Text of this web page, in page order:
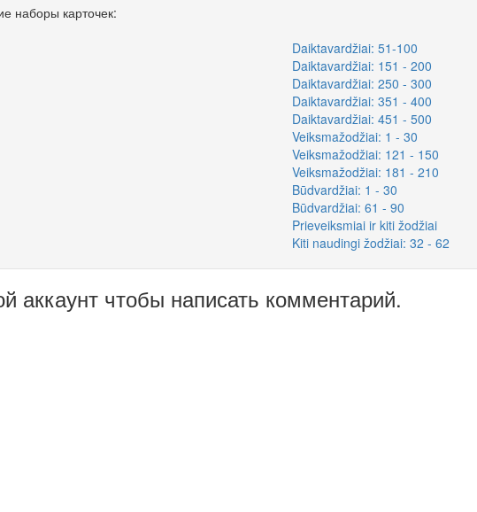
наборы карточек:
Daiktavardžiai: 51-100
Daiktavardžiai: 151 - 200
Daiktavardžiai: 250 - 300
Daiktavardžiai: 351 - 400
Daiktavardžiai: 451 - 500
Veiksmažodžiai: 1 - 30
Veiksmažodžiai: 121 - 150
Veiksmažodžiai: 181 - 210
Būdvardžiai: 1 - 30
Būdvardžiai: 61 - 90
Prieveiksmiai ir kiti žodžiai
Kiti naudingi žodžiai: 32 - 62
аккаунт чтобы написать комментарий.